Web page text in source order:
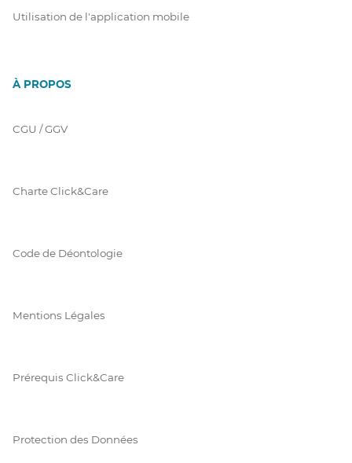
Utilisation de l'application mobile
À PROPOS
CGU / GGV
Charte Click&Care
Code de Déontologie
Mentions Légales
Prérequis Click&Care
Protection des Données